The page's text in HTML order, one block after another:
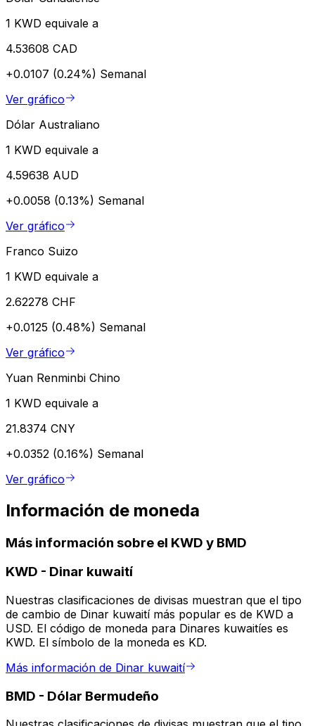
1 KWD equivale a
4.53608 CAD
+0.0107 (0.24%) Semanal
Ver gráfico
Dólar Australiano
1 KWD equivale a
4.59638 AUD
+0.0058 (0.13%) Semanal
Ver gráfico
Franco Suizo
1 KWD equivale a
2.62278 CHF
+0.0125 (0.48%) Semanal
Ver gráfico
Yuan Renminbi Chino
1 KWD equivale a
21.8374 CNY
+0.0352 (0.16%) Semanal
Ver gráfico
Información de moneda
Más información sobre el KWD y BMD
KWD - Dinar kuwaití
Nuestras clasificaciones de divisas muestran que el tipo
de cambio de Dinar kuwaití más popular es de KWD a
USD. El código de moneda para Dinares kuwaitíes es
KWD. El símbolo de la moneda es KD.
Más información de Dinar kuwaití
BMD - Dólar Bermudeño